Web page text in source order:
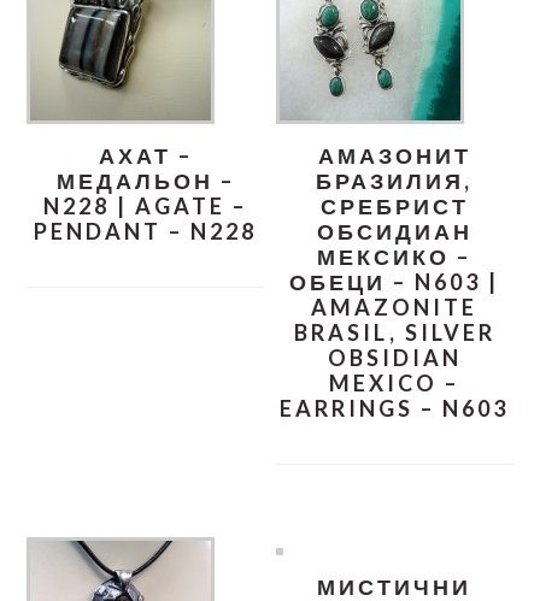
АХАТ –
МЕДАЛЬОН –
N228 | AGATE –
PENDANT – N228
АМАЗОНИТ
БРАЗИЛИЯ,
СРЕБРИСТ
ОБСИДИАН
МЕКСИКО –
ОБЕЦИ – N603 |
AMAZONITE
BRASIL, SILVER
OBSIDIAN
MEXICO –
EARRINGS – N603
МИСТИЧНИ